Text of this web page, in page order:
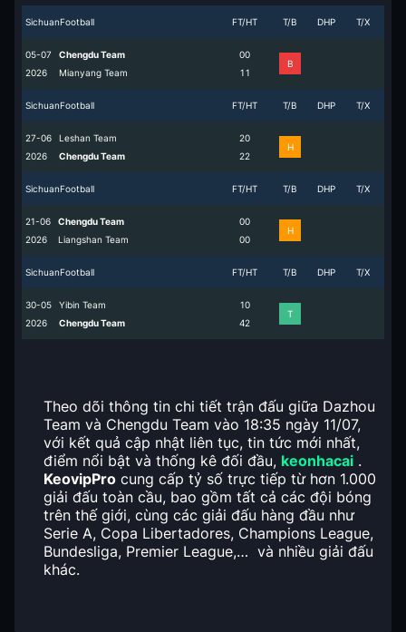
SichuanFootball FT/HT T/B DHP T/X
05-07
2026
Chengdu Team
Mianyang Team
0
1
0
1
B
SichuanFootball FT/HT T/B DHP T/X
27-06
2026
Leshan Team
Chengdu Team
2
2
0
2
H
SichuanFootball FT/HT T/B DHP T/X
21-06
2026
Chengdu Team
Liangshan Team
0
0
0
0
H
SichuanFootball FT/HT T/B DHP T/X
30-05
2026
Yibin Team
Chengdu Team
1
4
0
2
T
Theo dõi thông tin chi tiết trận đấu giữa Dazhou
Team và Chengdu Team vào 18:35 ngày 11/07,
với kết quả cập nhật liên tục, tin tức mới nhất,
điểm nổi bật và thống kê đối đầu, keonhacai .
KeovipPro cung cấp tỷ số trực tiếp từ hơn 1.000
giải đấu toàn cầu, bao gồm tất cả các đội bóng
trên thế giới, cùng các giải đấu hàng đầu như
Serie A, Copa Libertadores, Champions League,
Bundesliga, Premier League,… và nhiều giải đấu
khác.